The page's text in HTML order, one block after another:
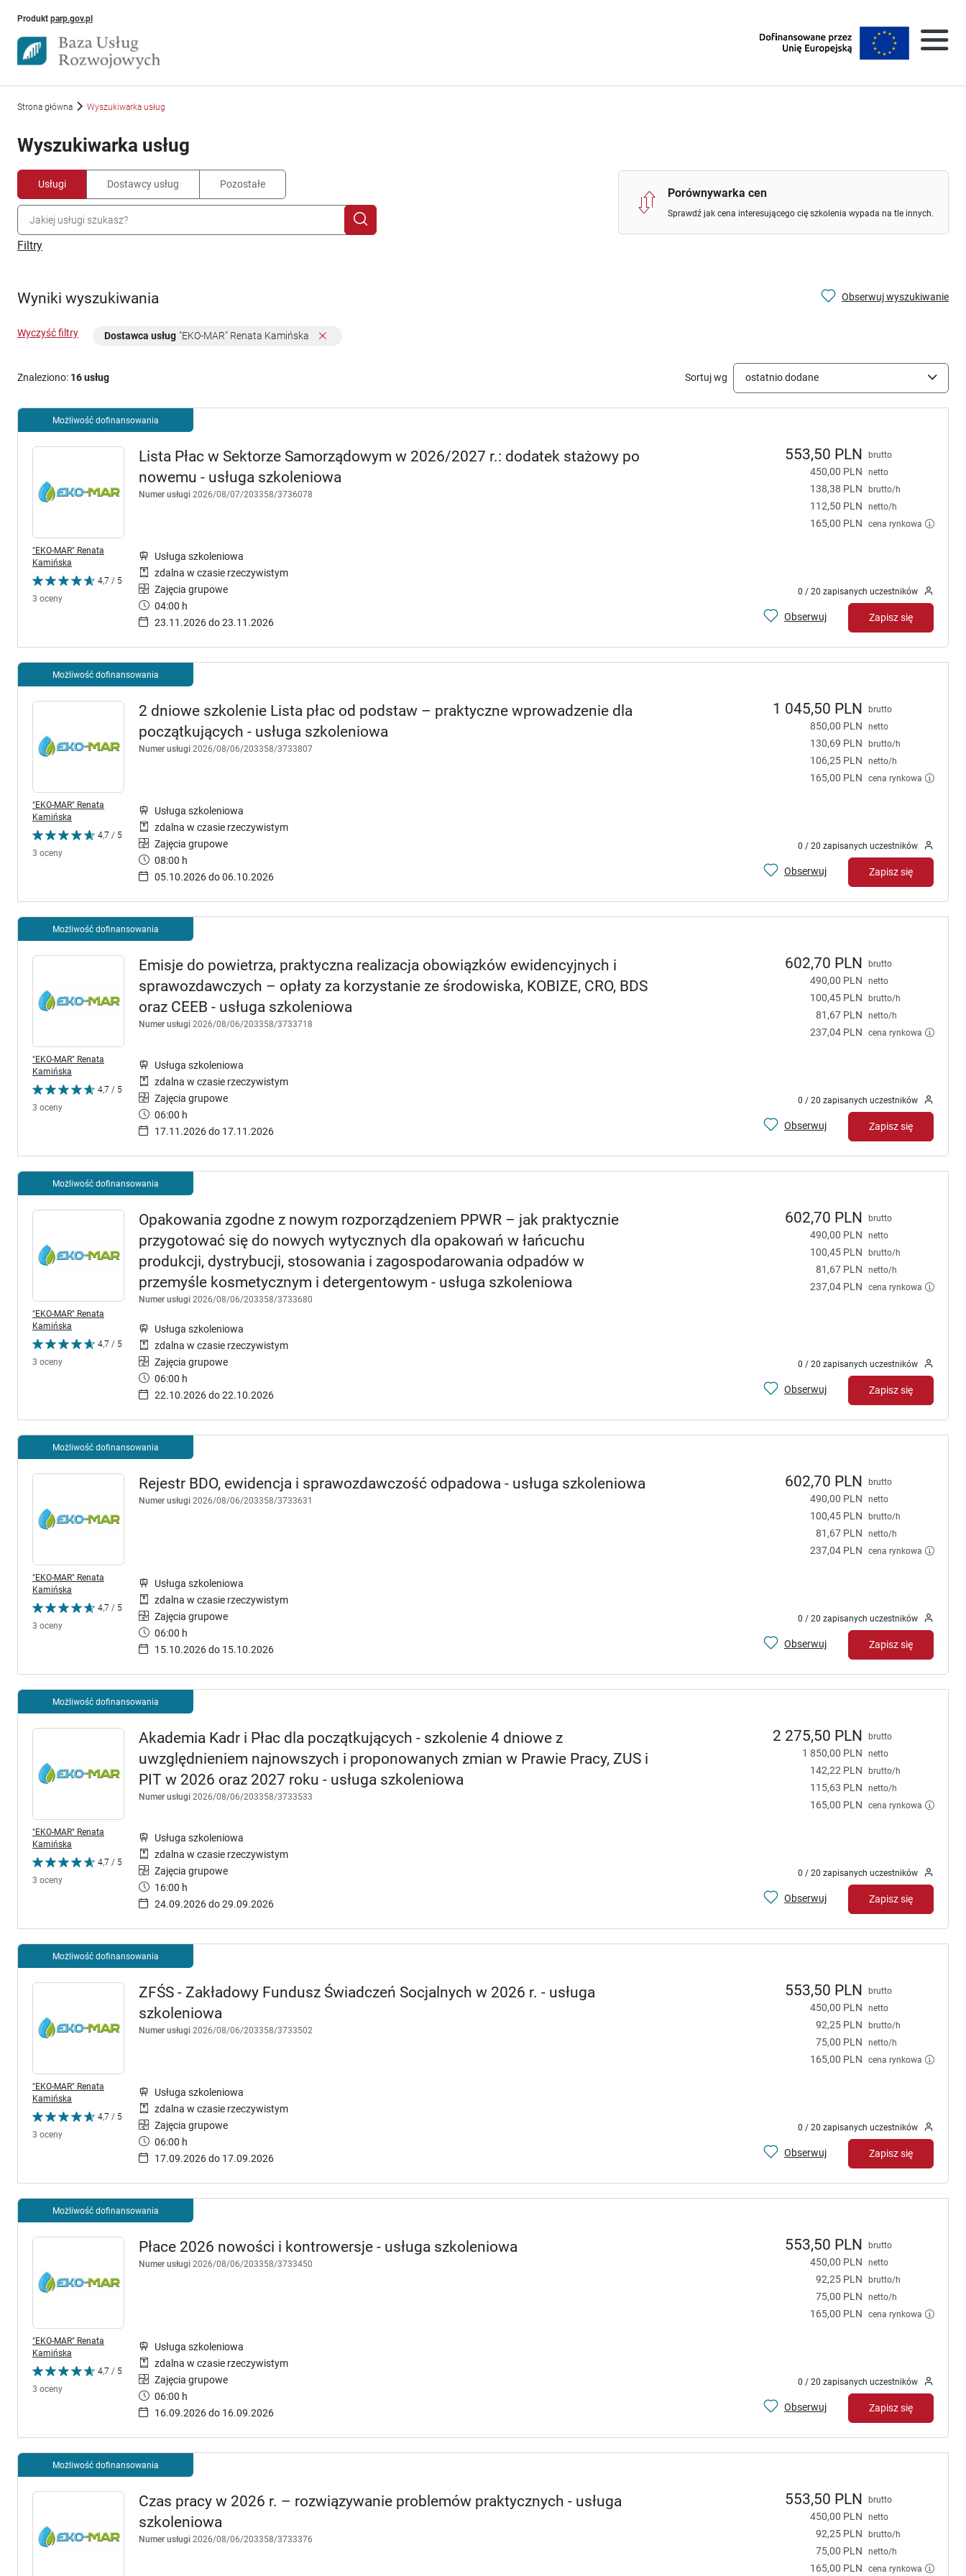
Produkt parp.gov.plUwaga, link otworzy się w nowym oknie
Strona główna Wyszukiwarka usług
Wyszukiwarka usług
Usługi Dostawcy usług Pozostałe
Porównywarka cen
Sprawdź jak cena interesującego cię szkolenia wypada na tle innych.
Filtry
Wyniki wyszukiwania Obserwuj wyszukiwanie
Wyczyść filtry Dostawca usług "EKO-MAR" Renata Kamińska
Znaleziono: 16 usług Sortuj wg ostatnio dodane
Możliwość dofinansowania
Lista Płac w Sektorze Samorządowym w 2026/2027 r.: dodatek stażowy po
nowemu - usługa szkoleniowa
Numer usługi 2026/08/07/203358/3736078
"EKO-MAR" Renata
Kamińska
4,7 / 5
3 oceny
553,50 PLN brutto
450,00 PLN netto
138,38 PLN brutto/h
112,50 PLN netto/h
165,00 PLN cena rynkowa
Usługa szkoleniowa
zdalna w czasie rzeczywistym
Zajęcia grupowe
04:00 h
23.11.2026 do 23.11.2026
0 / 20 zapisanych uczestników
Obserwuj Zapisz się
Możliwość dofinansowania
2 dniowe szkolenie Lista płac od podstaw – praktyczne wprowadzenie dla
początkujących - usługa szkoleniowa
Numer usługi 2026/08/06/203358/3733807
"EKO-MAR" Renata
Kamińska
4,7 / 5
3 oceny
1 045,50 PLN brutto
850,00 PLN netto
130,69 PLN brutto/h
106,25 PLN netto/h
165,00 PLN cena rynkowa
Usługa szkoleniowa
zdalna w czasie rzeczywistym
Zajęcia grupowe
08:00 h
05.10.2026 do 06.10.2026
0 / 20 zapisanych uczestników
Obserwuj Zapisz się
Możliwość dofinansowania
Emisje do powietrza, praktyczna realizacja obowiązków ewidencyjnych i
sprawozdawczych – opłaty za korzystanie ze środowiska, KOBIZE, CRO, BDS
oraz CEEB - usługa szkoleniowa
Numer usługi 2026/08/06/203358/3733718
"EKO-MAR" Renata
Kamińska
4,7 / 5
3 oceny
602,70 PLN brutto
490,00 PLN netto
100,45 PLN brutto/h
81,67 PLN netto/h
237,04 PLN cena rynkowa
Usługa szkoleniowa
zdalna w czasie rzeczywistym
Zajęcia grupowe
06:00 h
17.11.2026 do 17.11.2026
0 / 20 zapisanych uczestników
Obserwuj Zapisz się
Możliwość dofinansowania
Opakowania zgodne z nowym rozporządzeniem PPWR – jak praktycznie
przygotować się do nowych wytycznych dla opakowań w łańcuchu
produkcji, dystrybucji, stosowania i zagospodarowania odpadów w
przemyśle kosmetycznym i detergentowym - usługa szkoleniowa
Numer usługi 2026/08/06/203358/3733680
"EKO-MAR" Renata
Kamińska
4,7 / 5
3 oceny
602,70 PLN brutto
490,00 PLN netto
100,45 PLN brutto/h
81,67 PLN netto/h
237,04 PLN cena rynkowa
Usługa szkoleniowa
zdalna w czasie rzeczywistym
Zajęcia grupowe
06:00 h
22.10.2026 do 22.10.2026
0 / 20 zapisanych uczestników
Obserwuj Zapisz się
Możliwość dofinansowania
Rejestr BDO, ewidencja i sprawozdawczość odpadowa - usługa szkoleniowa
Numer usługi 2026/08/06/203358/3733631
"EKO-MAR" Renata
Kamińska
4,7 / 5
3 oceny
602,70 PLN brutto
490,00 PLN netto
100,45 PLN brutto/h
81,67 PLN netto/h
237,04 PLN cena rynkowa
Usługa szkoleniowa
zdalna w czasie rzeczywistym
Zajęcia grupowe
06:00 h
15.10.2026 do 15.10.2026
0 / 20 zapisanych uczestników
Obserwuj Zapisz się
Możliwość dofinansowania
Akademia Kadr i Płac dla początkujących - szkolenie 4 dniowe z
uwzględnieniem najnowszych i proponowanych zmian w Prawie Pracy, ZUS i
PIT w 2026 oraz 2027 roku - usługa szkoleniowa
Numer usługi 2026/08/06/203358/3733533
"EKO-MAR" Renata
Kamińska
4,7 / 5
3 oceny
2 275,50 PLN brutto
1 850,00 PLN netto
142,22 PLN brutto/h
115,63 PLN netto/h
165,00 PLN cena rynkowa
Usługa szkoleniowa
zdalna w czasie rzeczywistym
Zajęcia grupowe
16:00 h
24.09.2026 do 29.09.2026
0 / 20 zapisanych uczestników
Obserwuj Zapisz się
Możliwość dofinansowania
ZFŚS - Zakładowy Fundusz Świadczeń Socjalnych w 2026 r. - usługa
szkoleniowa
Numer usługi 2026/08/06/203358/3733502
"EKO-MAR" Renata
Kamińska
4,7 / 5
3 oceny
553,50 PLN brutto
450,00 PLN netto
92,25 PLN brutto/h
75,00 PLN netto/h
165,00 PLN cena rynkowa
Usługa szkoleniowa
zdalna w czasie rzeczywistym
Zajęcia grupowe
06:00 h
17.09.2026 do 17.09.2026
0 / 20 zapisanych uczestników
Obserwuj Zapisz się
Możliwość dofinansowania
Płace 2026 nowości i kontrowersje - usługa szkoleniowa
Numer usługi 2026/08/06/203358/3733450
"EKO-MAR" Renata
Kamińska
4,7 / 5
3 oceny
553,50 PLN brutto
450,00 PLN netto
92,25 PLN brutto/h
75,00 PLN netto/h
165,00 PLN cena rynkowa
Usługa szkoleniowa
zdalna w czasie rzeczywistym
Zajęcia grupowe
06:00 h
16.09.2026 do 16.09.2026
0 / 20 zapisanych uczestników
Obserwuj Zapisz się
Możliwość dofinansowania
Czas pracy w 2026 r. – rozwiązywanie problemów praktycznych - usługa
szkoleniowa
Numer usługi 2026/08/06/203358/3733376
553,50 PLN brutto
450,00 PLN netto
92,25 PLN brutto/h
75,00 PLN netto/h
165,00 PLN cena rynkowa